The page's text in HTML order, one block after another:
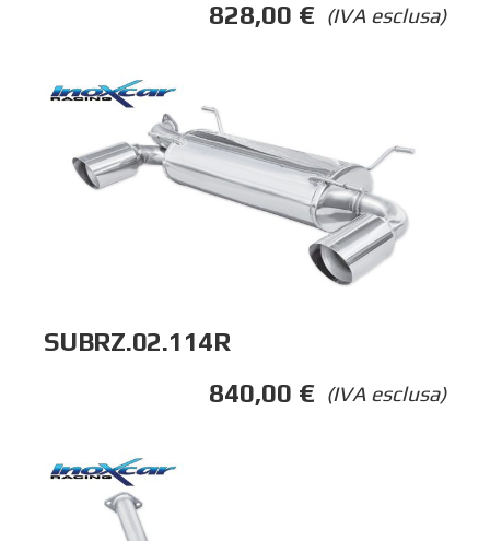
(IVA esclusa)
828,00 €
SUBRZ.02.114R
(IVA esclusa)
840,00 €